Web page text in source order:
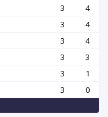
3
4
3
4
3
4
3
3
3
1
3 0